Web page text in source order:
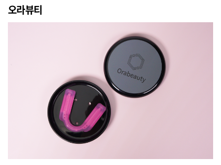
오라뷰티